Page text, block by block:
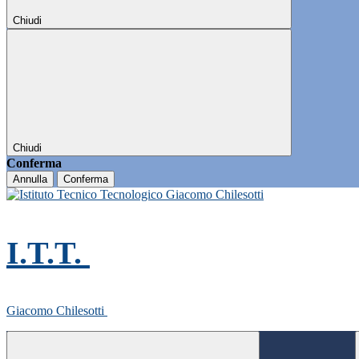
Chiudi
Chiudi
Conferma
Annulla Conferma
I.T.T.
Giacomo Chilesotti